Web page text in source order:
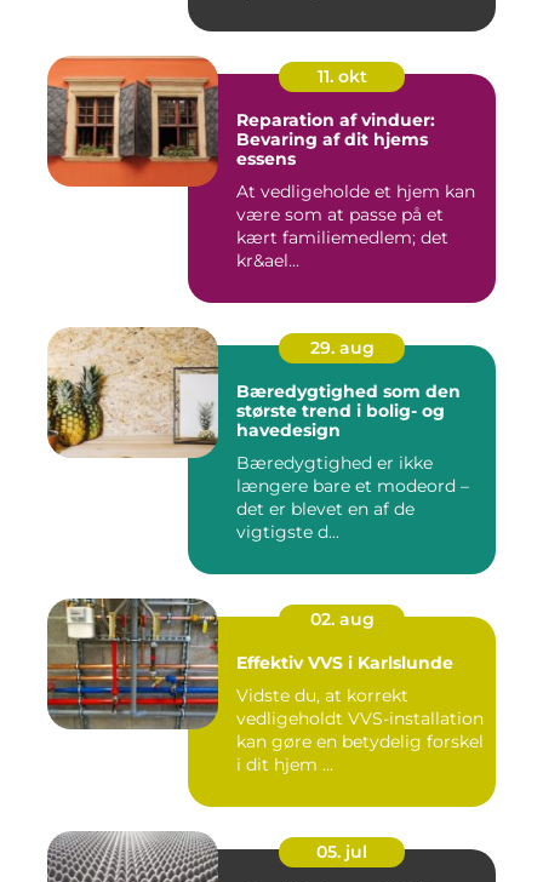
11. okt
Reparation af vinduer:
Bevaring af dit hjems
essens
At vedligeholde et hjem kan
være som at passe på et
kært familiemedlem; det
kr&ael...
29. aug
Bæredygtighed som den
største trend i bolig- og
havedesign
Bæredygtighed er ikke
længere bare et modeord –
det er blevet en af de
vigtigste d...
02. aug
Effektiv VVS i Karlslunde
Vidste du, at korrekt
vedligeholdt VVS-installation
kan gøre en betydelig forskel
i dit hjem ...
05. jul